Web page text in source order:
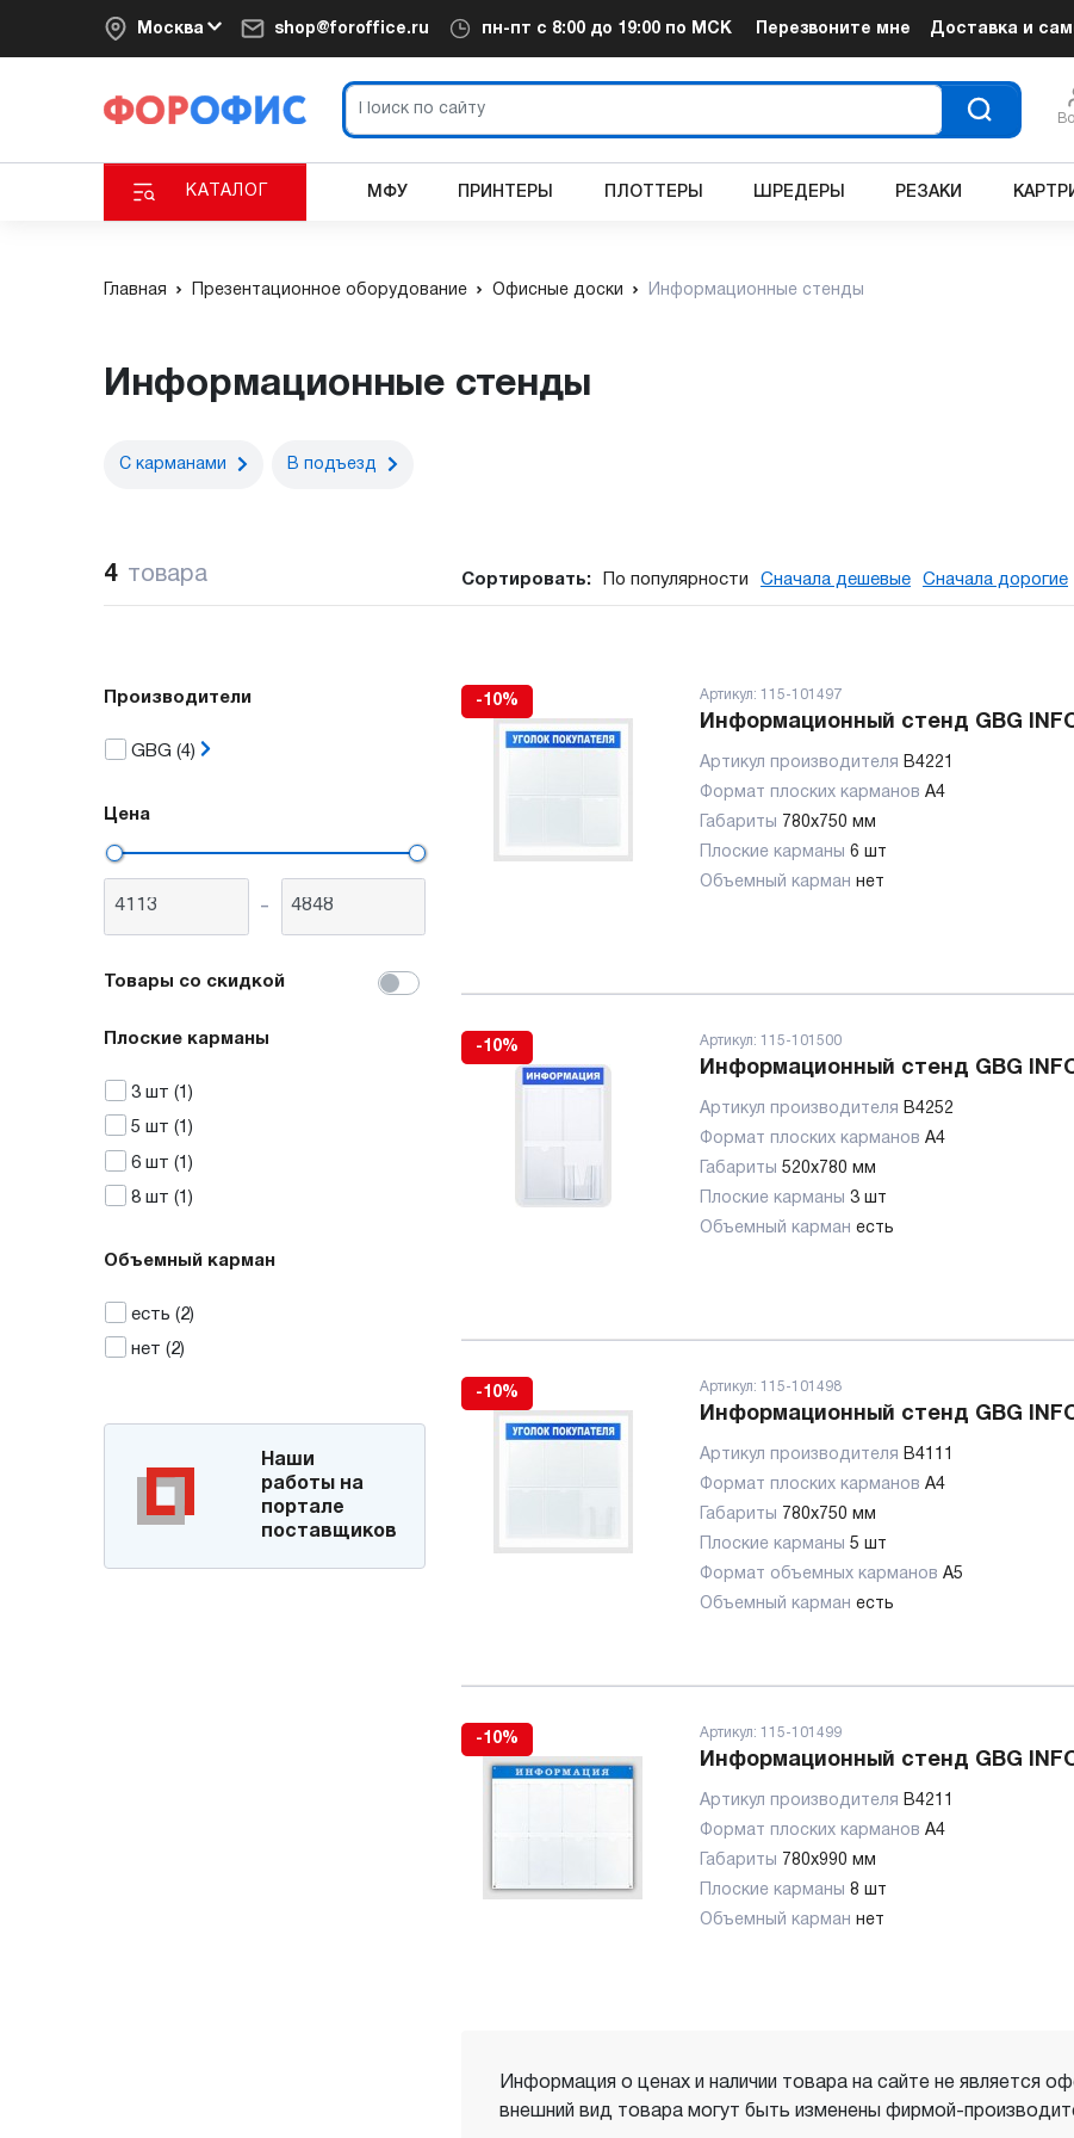
Москва shop@foroffice.ru пн-пт с 8:00 до 19:00 по МСК Перезвоните мне Доставка и
КАТАЛОГ МФУ ПРИНТЕРЫ ПЛОТТЕРЫ ШРЕДЕРЫ РЕЗАКИ
Главная Презентационное оборудование Офисные доски Информационные стенды
Информационные стенды
С карманами В подъезд
4 товара Сортировать: По популярности Сначала дешевые Сначала дорогие
Производители
GBG (4)
Цена
-
Товары со скидкой
Плоские карманы
3 шт (1)
5 шт (1)
6 шт (1)
8 шт (1)
Объемный карман
есть (2)
нет (2)
Наши
работы на
портале
поставщиков
-10% Артикул: 115-101497
Информационный стенд GBG
Артикул производителя B4221
Формат плоских карманов А4
Габариты 780x750 мм
Плоские карманы 6 шт
Объемный карман нет
-10% Артикул: 115-101500
Информационный стенд GBG
Артикул производителя B4252
Формат плоских карманов А4
Габариты 520х780 мм
Плоские карманы 3 шт
Объемный карман есть
-10% Артикул: 115-101498
Информационный стенд GBG
Артикул производителя B4111
Формат плоских карманов А4
Габариты 780x750 мм
Плоские карманы 5 шт
Формат объемных карманов А5
Объемный карман есть
-10% Артикул: 115-101499
Информационный стенд GBG
Артикул производителя B4211
Формат плоских карманов А4
Габариты 780х990 мм
Плоские карманы 8 шт
Объемный карман нет
Информация о ценах и наличии товара на сайте не является
внешний вид товара могут быть изменены фирмой-